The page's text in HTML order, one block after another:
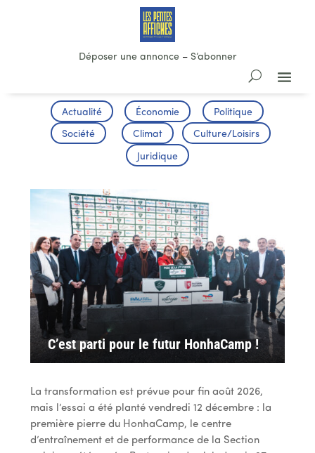
Déposer une annonce– S’abonner
Actualité Économie Politique
Société Climat Culture/Loisirs
Juridique
C’est parti pour le futur HonhaCamp !
La transformation est prévue pour fin août 2026,
mais l’essai a été planté vendredi 12 décembre : la
première pierre du HonhaCamp, le centre
d’entraînement et de performance de la Section